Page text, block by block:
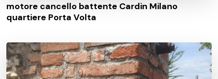
motore cancello battente Cardin Milano
quartiere Porta Volta